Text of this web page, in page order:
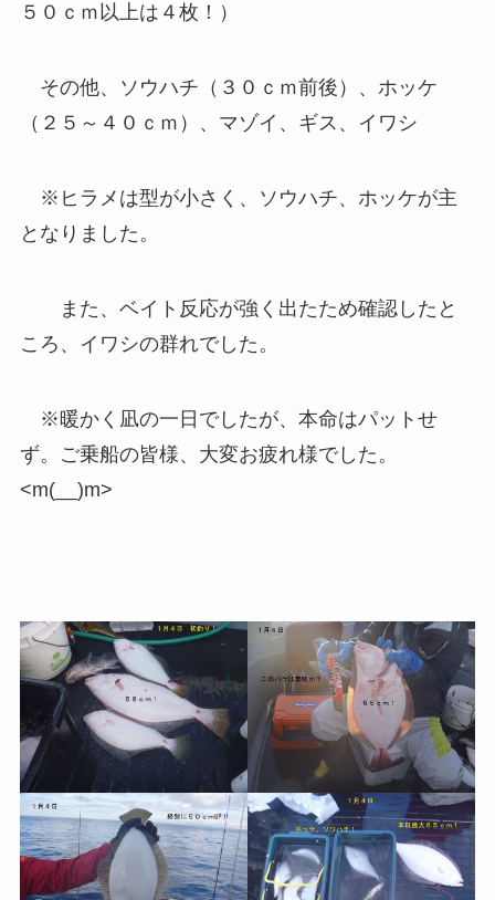
５０ｃｍ以上は４枚！）
その他、ソウハチ（３０ｃｍ前後）、ホッケ
（２５～４０ｃｍ）、マゾイ、ギス、イワシ
※ヒラメは型が小さく、ソウハチ、ホッケが主
となりました。
また、ベイト反応が強く出たため確認したと
ころ、イワシの群れでした。
※暖かく凪の一日でしたが、本命はパットせ
ず。ご乗船の皆様、大変お疲れ様でした。
<m(__)m>